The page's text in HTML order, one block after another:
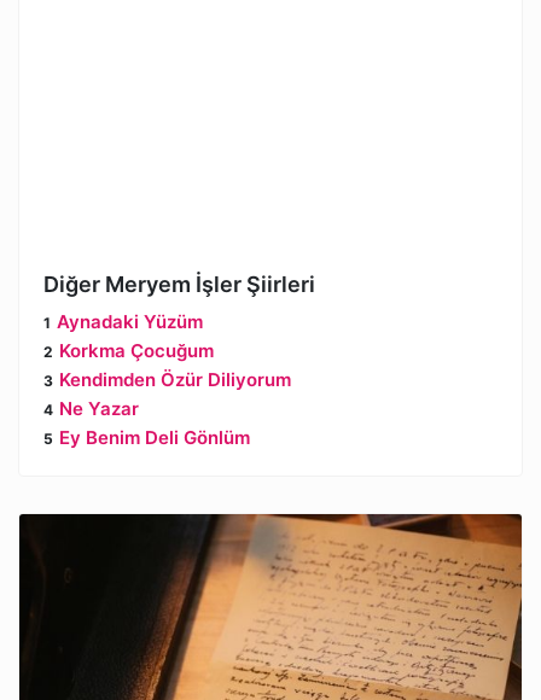
Diğer Meryem İşler Şiirleri
Aynadaki Yüzüm
Korkma Çocuğum
Kendimden Özür Diliyorum
Ne Yazar
Ey Benim Deli Gönlüm